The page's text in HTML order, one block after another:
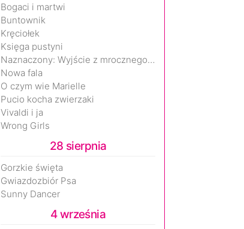
Bogaci i martwi
Buntownik
Kręciołek
Księga pustyni
Naznaczony: Wyjście z mrocznego wymiaru
Nowa fala
O czym wie Marielle
Pucio kocha zwierzaki
Vivaldi i ja
Wrong Girls
28 sierpnia
Gorzkie święta
Gwiazdozbiór Psa
Sunny Dancer
4 września